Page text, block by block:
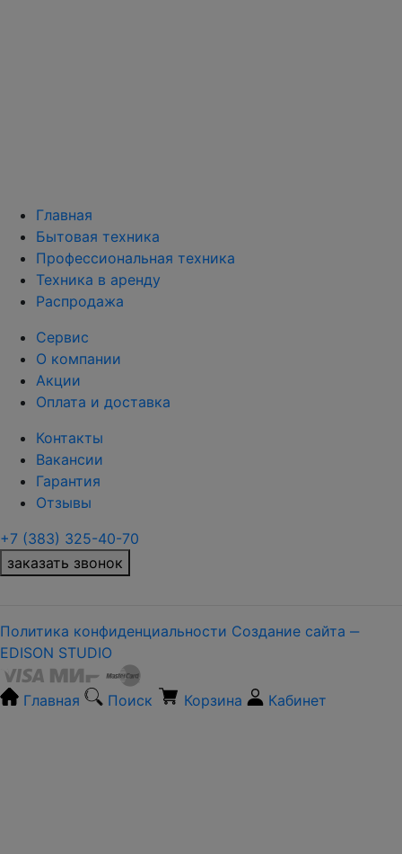
Главная
Бытовая техника
Профессиональная техника
Техника в аренду
Распродажа
Сервис
О компании
Акции
Оплата и доставка
Контакты
Вакансии
Гарантия
Отзывы
+7 (383) 325-40-70
заказать звонок
Политика конфиденциальности Создание сайта ‒
EDISON STUDIO
Главная Поиск Корзина Кабинет